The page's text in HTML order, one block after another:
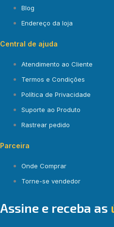
Blog
Endereço da loja
Central de ajuda
Atendimento ao Cliente
Termos e Condições
Política de Privacidade
Suporte ao Produto
Rastrear pedido
Parceira
Onde Comprar
Torne-se vendedor
Assine e receba as